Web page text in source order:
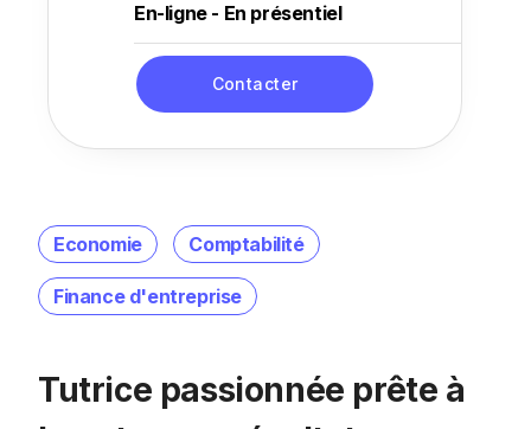
Economie Comptabilité
Finance d'entreprise
Tutrice passionnée prête à
En-ligne - En présentiel
Contacter